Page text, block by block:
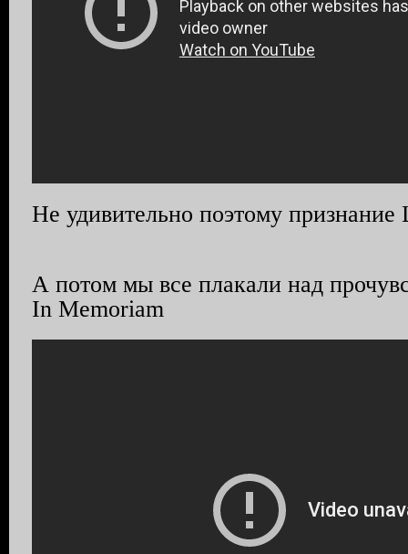
Не удивительно поэтому
А потом мы все плакали над
In Memoriam